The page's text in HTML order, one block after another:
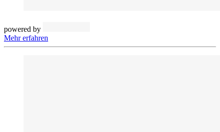
powered by
Mehr erfahren